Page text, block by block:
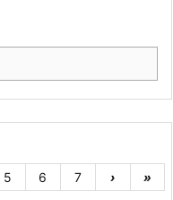
5 6 7 › »